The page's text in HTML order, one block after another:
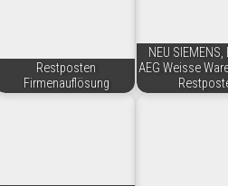
Restposten
Firmenauflösung
NEU SIEMENS,
AEG Weisse